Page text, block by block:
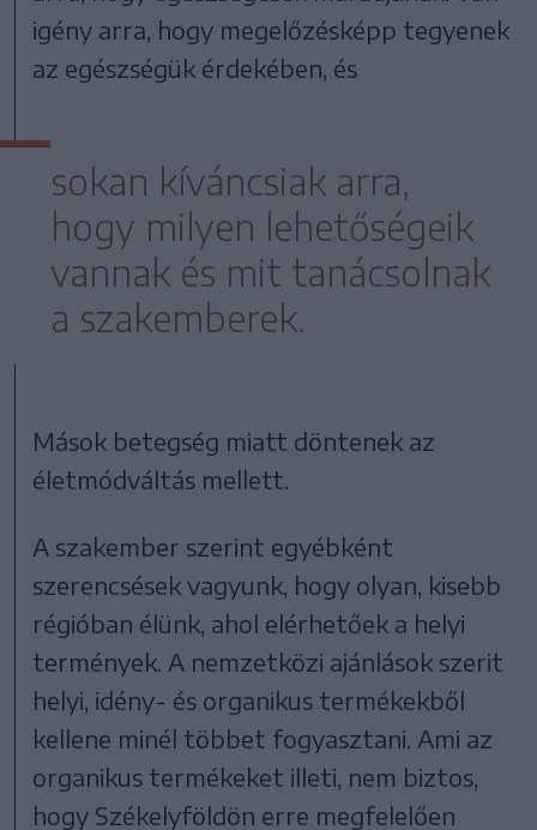
igény arra, hogy megelőzésképp tegyenek
az egészségük érdekében, és
sokan kíváncsiak arra,
hogy milyen lehetőségeik
vannak és mit tanácsolnak
a szakemberek.
Mások betegség miatt döntenek az
életmódváltás mellett.
A szakember szerint egyébként
szerencsések vagyunk, hogy olyan, kisebb
régióban élünk, ahol elérhetőek a helyi
termények. A nemzetközi ajánlások szerit
helyi, idény- és organikus termékekből
kellene minél többet fogyasztani. Ami az
organikus termékeket illeti, nem biztos,
hogy Székelyföldön erre megfelelően